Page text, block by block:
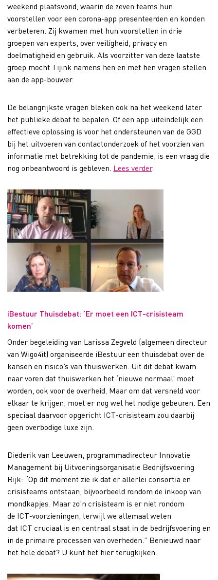
weekend plaatsvond, waarin de zeven teams hun
voorstellen voor een corona-app presenteerden en konden
verbeteren. Zij kwamen met hun voorstellen in drie
groepen van experts, over veiligheid, privacy en
doelmatigheid en gebruik. Als voorzitter van deze laatste
groep mocht Tijink namens hen en met hen vragen stellen
aan de app-bouwer.
De belangrijkste vragen bleken ook na het weekend later
het publieke debat te bepalen. Of een app uiteindelijk een
effectieve oplossing is voor het ondersteunen van de GGD
bij het uitvoeren van contactonderzoek of het voorzien van
informatie met betrekking tot de pandemie, is een vraag die
nog onbeantwoord is gebleven. Lees verder.
iBestuur Thuisdebat: ‘Er moet een ICT-crisisteam
komen’
Onder begeleiding van Larissa Zegveld (algemeen directeur
van Wigo4it) organiseerde iBestuur een thuisdebat over de
kansen en risico’s van thuiswerken. Uit dit debat kwam
naar voren dat thuiswerken het ‘nieuwe normaal’ moet
worden, ook voor de overheid. Maar om dat versneld voor
elkaar te krijgen, moet er nog wel het nodige gebeuren. Een
speciaal daarvoor opgericht ICT-crisisteam zou daarbij
geen overbodige luxe zijn.
Diederik van Leeuwen, programmadirecteur Innovatie
Management bij Uitvoeringsorganisatie Bedrijfsvoering
Rijk: “Op dit moment zie ik dat er allerlei consortia en
crisisteams ontstaan, bijvoorbeeld rondom de inkoop van
mondkapjes. Maar zo’n crisisteam is er niet rondom
de ICT-voorzieningen, terwijl we allemaal weten
dat ICT cruciaal is en centraal staat in de bedrijfsvoering en
in de primaire processen van overheden.” Benieuwd naar
het hele debat? U kunt het hier terugkijken.